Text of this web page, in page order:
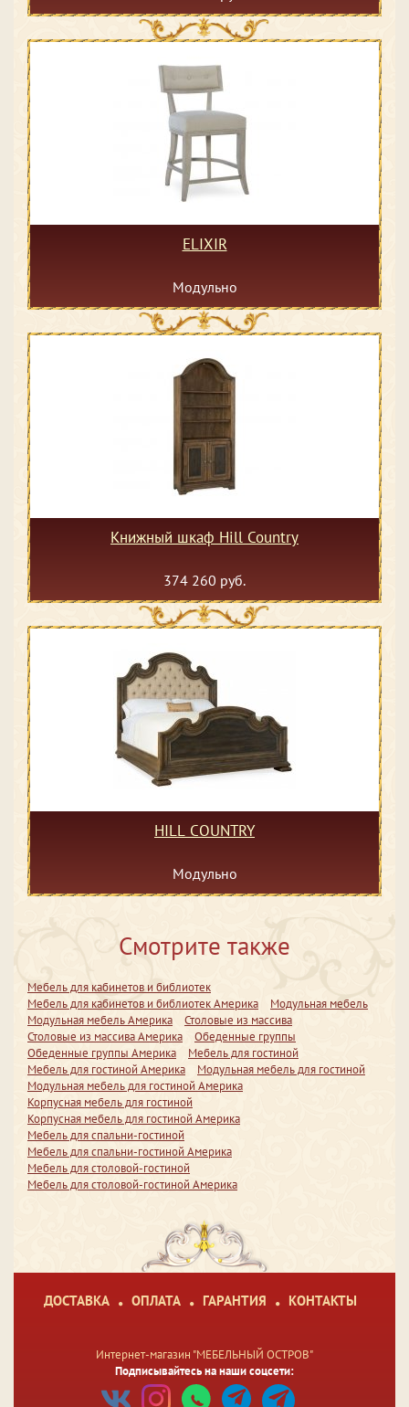
ELIXIR
Модульно
Книжный шкаф Hill Country
374 260 руб.
HILL COUNTRY
Модульно
Смотрите также
Мебель для кабинетов и библиотек
Мебель для кабинетов и библиотек Америка
Модульная мебель
Модульная мебель Америка
Столовые из массива
Столовые из массива Америка
Обеденные группы
Обеденные группы Америка
Мебель для гостиной
Мебель для гостиной Америка
Модульная мебель для гостиной
Модульная мебель для гостиной Америка
Корпусная мебель для гостиной
Корпусная мебель для гостиной Америка
Мебель для спальни-гостиной
Мебель для спальни-гостиной Америка
Мебель для столовой-гостиной
Мебель для столовой-гостиной Америка
ДОСТАВКА ОПЛАТА ГАРАНТИЯ КОНТАКТЫ
Интернет-магазин "МЕБЕЛЬНЫЙ ОСТРОВ"
Подписывайтесь на наши соцсети: